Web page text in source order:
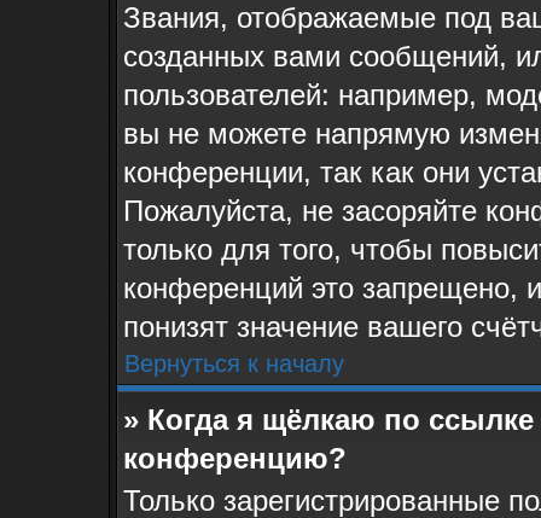
Звания, отображаемые под
созданных вами сообщений,
пользователей: например,
вы не можете напрямую
конференции, так как они
Пожалуйста, не засоряйте
только для того, чтобы
конференций это запрещено,
понизят значение вашего
Вернуться к началу
» Когда я щёлкаю по
конференцию?
Только зарегистрированные